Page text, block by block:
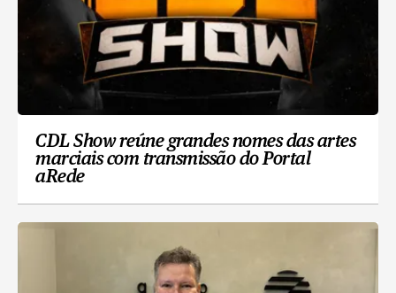
CDL Show reúne grandes nomes das artes
marciais com transmissão do Portal
aRede